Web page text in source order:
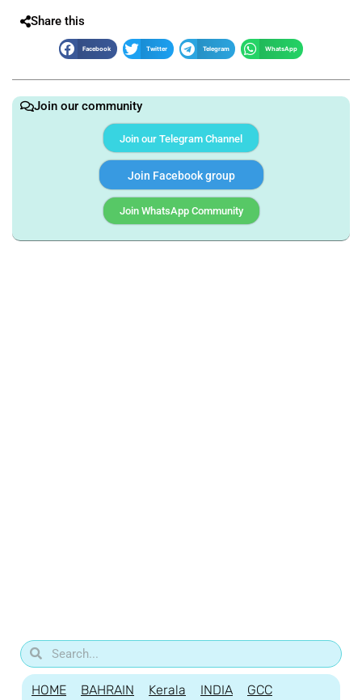
Share this
Facebook Twitter Telegram WhatsApp
Join our community
Join our Telegram Channel
Join Facebook group
Join WhatsApp Community
HOME BAHRAIN Kerala INDIA GCC